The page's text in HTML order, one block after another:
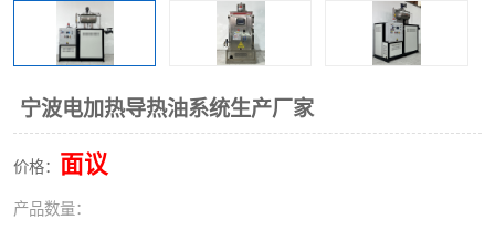
宁波电加热导热油系统生产厂家
价格： 面议
产品数量：